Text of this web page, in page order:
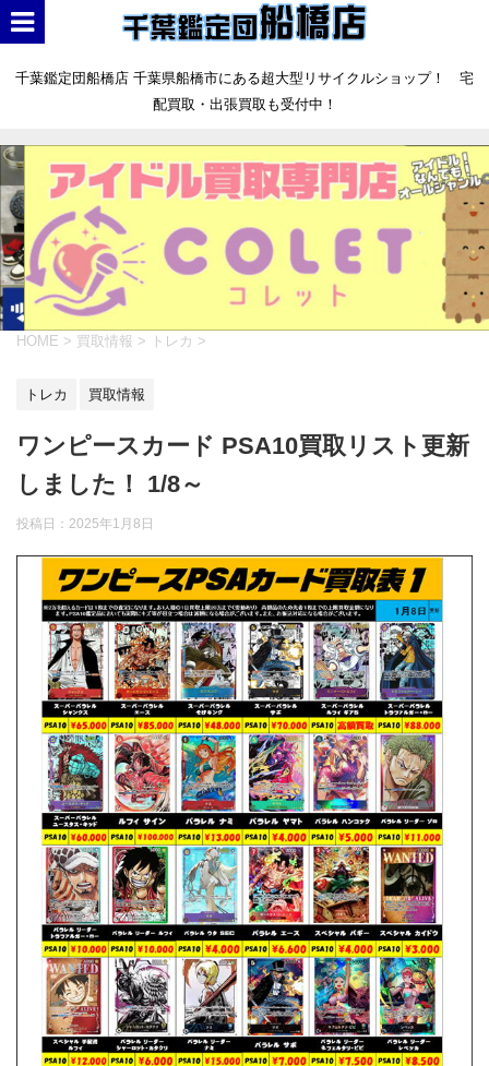
千葉鑑定団船橋店 千葉県船橋市にある超大型リサイクルショップ！ 宅
配買取・出張買取も受付中！
HOME > 買取情報 > トレカ >
トレカ 買取情報
ワンピースカード PSA10買取リスト更新
しました！ 1/8～
投稿日： 2025年1月8日